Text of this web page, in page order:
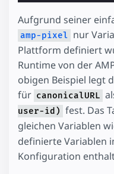
Aufgrund seiner
amp-pixel nur
Plattform definiert
Runtime von der
obigen Beispiel legt
für canonicalURL
user-id) fest. Das
gleichen Variablen
definierte Variablen
Konfiguration